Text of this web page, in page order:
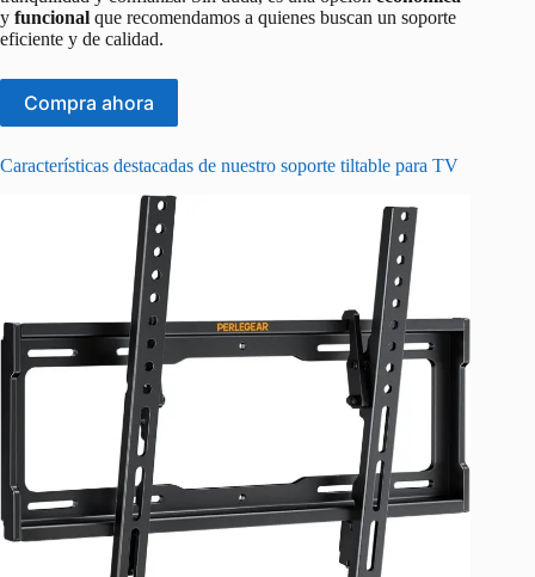
y funcional que recomendamos a quienes buscan un soporte
eficiente y de calidad.
Compra ahora
Características destacadas de nuestro soporte tiltable para TV